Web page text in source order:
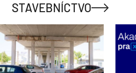
STAVEBNÍCTVO